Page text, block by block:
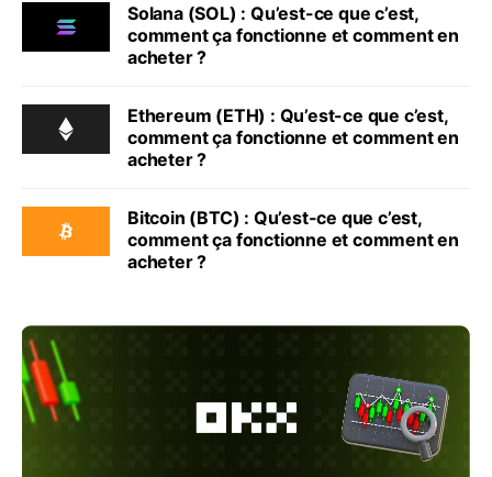
Solana (SOL) : Qu’est-ce que c’est,
comment ça fonctionne et comment en
acheter ?
Ethereum (ETH) : Qu’est-ce que c’est,
comment ça fonctionne et comment en
acheter ?
Bitcoin (BTC) : Qu’est-ce que c’est,
comment ça fonctionne et comment en
acheter ?